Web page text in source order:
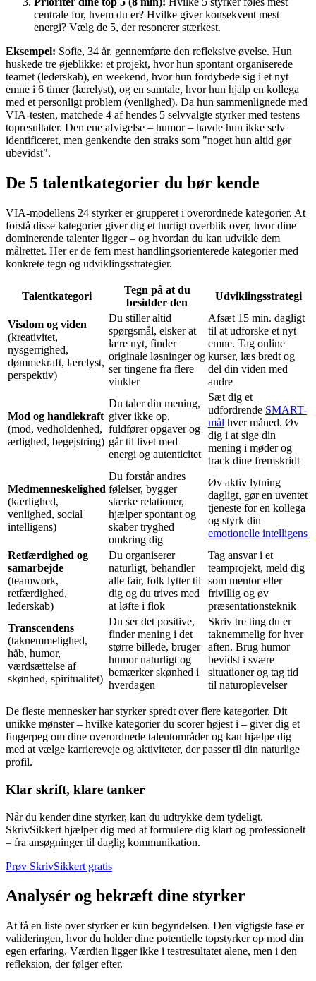
centrale for, hvem du er? Hvilke giver konsekvent mest
energi? Vælg de 5, der resonerer stærkest.
Eksempel: Sofie, 34 år, gennemførte den refleksive øvelse. Hun
huskede tre øjeblikke: et projekt, hvor hun spontant organiserede
teamet (lederskab), en weekend, hvor hun fordybede sig i et nyt
emne i 6 timer (lærelyst), og en samtale, hvor hun hjalp en kollega
med et personligt problem (venlighed). Da hun sammenlignede med
VIA-testen, matchede 4 af hendes 5 selvvalgte styrker med testens
topresultater. Den ene afvigelse – humor – havde hun ikke selv
identificeret, men genkendte den straks som "noget hun altid gør
ubevidst".
De 5 talentkategorier du bør kende
VIA-modellens 24 styrker er grupperet i overordnede kategorier. At
forstå disse kategorier giver dig et hurtigt overblik over, hvor dine
dominerende talenter ligger – og hvordan du kan udvikle dem
målrettet. Her er de fem mest handlingsorienterede kategorier med
konkrete tegn og udviklingsstrategier.
Talentkategori
Tegn på at du
besidder den
Udviklingsstrategi
Visdom og viden
(kreativitet,
nysgerrighed,
dømmekraft, lærelyst,
perspektiv)
Du stiller altid
spørgsmål, elsker at
lære nyt, finder
originale løsninger og
ser tingene fra flere
vinkler
Afsæt 15 min. dagligt
til at udforske et nyt
emne. Tag online
kurser, læs bredt og
del din viden med
andre
Mod og handlekraft
(mod, vedholdenhed,
ærlighed, begejstring)
Du taler din mening,
giver ikke op,
fuldfører opgaver og
går til livet med
energi og autenticitet
Sæt dig et
udfordrende SMART-
mål hver måned. Øv
dig i at sige din
mening i møder og
track dine fremskridt
Medmenneskelighed
(kærlighed,
venlighed, social
intelligens)
Du forstår andres
følelser, bygger
stærke relationer,
hjælper spontant og
skaber tryghed
omkring dig
Øv aktiv lytning
dagligt, gør en uventet
tjeneste for en kollega
og styrk din
emotionelle intelligens
Retfærdighed og
samarbejde
(teamwork,
retfærdighed,
lederskab)
Du organiserer
naturligt, behandler
alle fair, folk lytter til
dig og du trives med
at løfte i flok
Tag ansvar i et
teamprojekt, meld dig
som mentor eller
frivillig og øv
præsentationsteknik
Transcendens
(taknemmelighed,
håb, humor,
værdsættelse af
skønhed, spiritualitet)
Du ser det positive,
finder mening i det
større billede, bruger
humor naturligt og
bemærker skønhed i
hverdagen
Skriv tre ting du er
taknemmelig for hver
aften. Brug humor
bevidst i svære
situationer og tag tid
til naturoplevelser
De fleste mennesker har styrker spredt over flere kategorier. Dit
unikke mønster – hvilke kategorier du scorer højest i – giver dig et
fingerpeg om dine overordnede talentområder og kan hjælpe dig
med at vælge karriereveje og aktiviteter, der passer til din naturlige
profil.
Klar skrift, klare tanker
Når du kender dine styrker, kan du udtrykke dem tydeligt.
SkrivSikkert hjælper dig med at formulere dig klart og professionelt
– fra ansøgninger til daglig kommunikation.
Prøv SkrivSikkert gratis
Analysér og bekræft dine styrker
At få en liste over styrker er kun begyndelsen. Den vigtigste fase er
valideringen, hvor du holder dine potentielle topstyrker op mod din
egen erfaring. Værdien ligger ikke i testresultatet alene, men i den
refleksion, der følger efter.